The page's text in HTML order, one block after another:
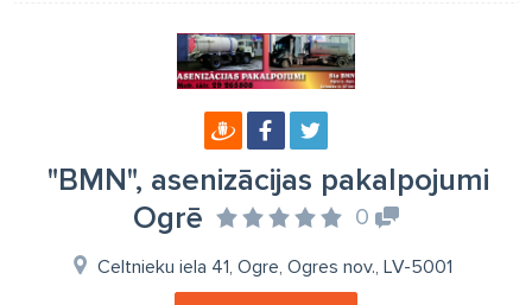
"BMN", asenizācijas pakalpojumi
Ogrē
0
Celtnieku iela 41, Ogre, Ogres nov., LV-5001